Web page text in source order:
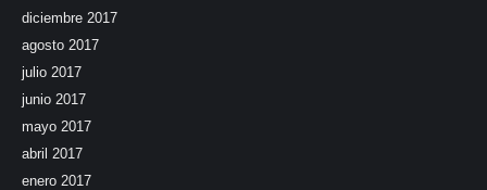
diciembre 2017
agosto 2017
julio 2017
junio 2017
mayo 2017
abril 2017
enero 2017